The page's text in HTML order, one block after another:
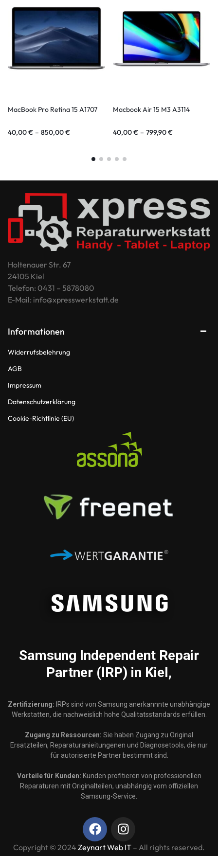
MacBook Pro Retina 15 A1707
40,00€ – 850,00€
Macbook Air 15 M3 A3114
40,00€ – 799,90€
Holtenauer Str. 67
24105 Kiel
Telefon: 0431 – 5878080
E-Mail: info@xpresswerkstatt.de
Informationen
Widerrufsbelehrung
AGB
Impressum
Datenschutzerklärung
Cookie-Richtlinie (EU)
Samsung Independent Repair
Partner (IRP) in Kiel,
Zertifizierung: IRPs sind von Samsung anerkannnte unabhängige
Werkstatten, die nachweislich hohe Qualitatsstandards erfüllen.
Zugang zu Ressourcen: Sie haben Zugang zu Original
Ersatzteilen, Reparaturanieitungenen und Diagnosetools, die nur
für autorisierte Partner bestimmt sind.
Vorteile für Kunden: Kunden profitieren von professionellen
Reparaturen mit Originalteilen, unabhängig vom offiziellen
Samsung-Service.
Copyright © 2024 Zeynart Web IT – All rights reserved.